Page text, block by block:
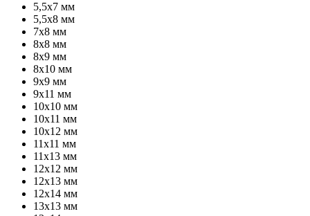
5,5х7 мм
5,5х8 мм
7х8 мм
8х8 мм
8х9 мм
8х10 мм
9х9 мм
9х11 мм
10х10 мм
10х11 мм
10х12 мм
11х11 мм
11х13 мм
12х12 мм
12х13 мм
12х14 мм
13х13 мм